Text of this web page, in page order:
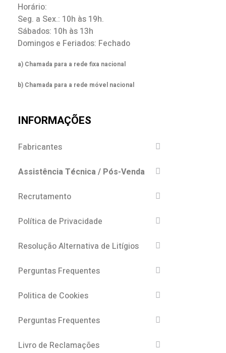
Horário:
Seg. a Sex.: 10h às 19h.
Sábados: 10h às 13h
Domingos e Feriados: Fechado
a) Chamada para a rede fixa nacional
b) Chamada para a rede móvel nacional
INFORMAÇÕES
Fabricantes
Assistência Técnica / Pós-Venda
Recrutamento
Política de Privacidade
Resolução Alternativa de Litígios
Perguntas Frequentes
Politica de Cookies
Perguntas Frequentes
Livro de Reclamações